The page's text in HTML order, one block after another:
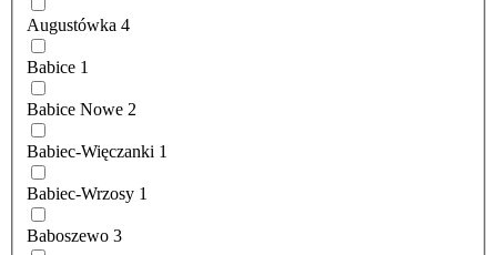
Augustówka 4
Babice 1
Babice Nowe 2
Babiec-Więczanki 1
Babiec-Wrzosy 1
Baboszewo 3